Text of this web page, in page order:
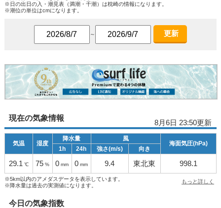
※日の出日の入・潮見表（満潮・干潮）は枕崎の情報になります。
※潮位の単位はcmになります。
～ 更新
現在の気象情報
8月6日 23:50更新
気温 湿度
降水量 風
海面気圧(hPa)
1h 24h 強さ(m/s) 向き
29.1 ℃ 75 % 0 mm 0 mm 9.4 東北東 998.1
※5km以内のアメダスデータを表示しています。
※降水量は過去の実測値になります。
もっと詳しく
今日の気象指数